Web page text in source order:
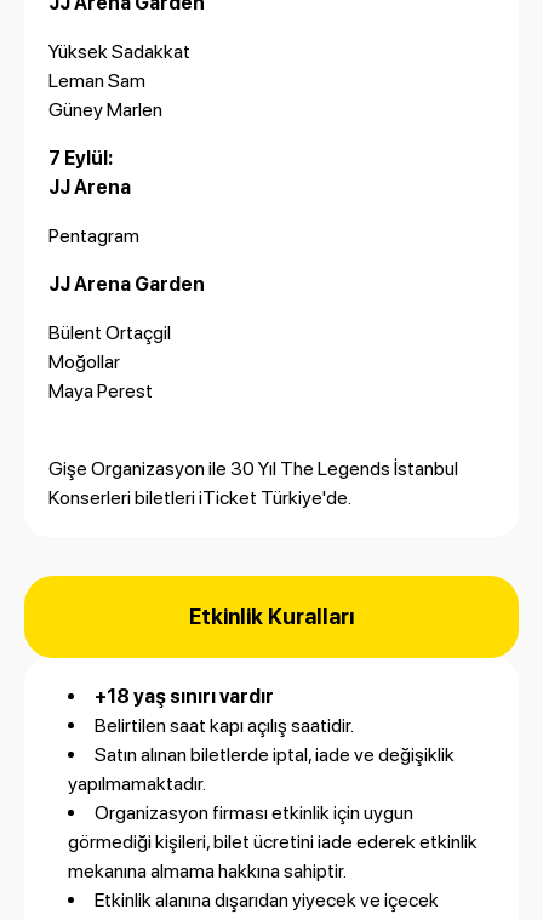
Yüksek Sadakkat
Leman Sam
Güney Marlen
7 Eylül:
JJ Arena
Pentagram
JJ Arena Garden
Bülent Ortaçgil
Moğollar
Maya Perest
Gişe Organizasyon ile 30 Yıl The Legends İstanbul
Konserleri biletleriiTicket Türkiye'de.
Etkinlik Kuralları
+18 yaş sınırı vardır
Belirtilen saat kapı açılış saatidir.
Satın alınan biletlerde iptal, iade ve değişiklik
yapılmamaktadır.
Organizasyon firması etkinlik için uygun
görmediği kişileri, bilet ücretini iade ederek etkinlik
mekanına almama hakkına sahiptir.
Etkinlik alanına dışarıdan yiyecek ve içecek